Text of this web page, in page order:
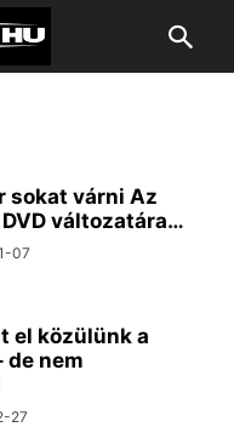
sokat várni Az
változatára…
07
el közülünk a
de nem
27